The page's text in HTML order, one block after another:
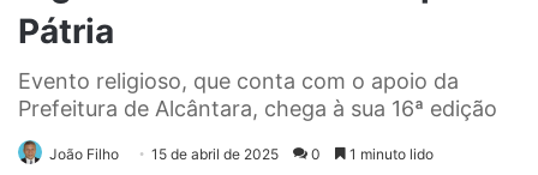
Pátria
Evento religioso, que conta com o apoio da
Prefeitura de Alcântara, chega à sua 16ª edição
João Filho 15 de abril de 2025 0 1 minuto lido